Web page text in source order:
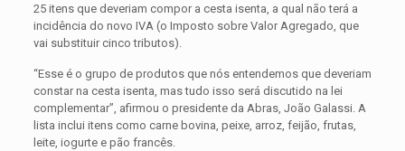
25 itens que deveriam compor a cesta isenta, a qual não terá a
incidência do novo IVA (o Imposto sobre Valor Agregado, que
vai substituir cinco tributos).
“Esse é o grupo de produtos que nós entendemos que deveriam
constar na cesta isenta, mas tudo isso será discutido na lei
complementar”, afirmou o presidente da Abras, João Galassi. A
lista inclui itens como carne bovina, peixe, arroz, feijão, frutas,
leite, iogurte e pão francês.